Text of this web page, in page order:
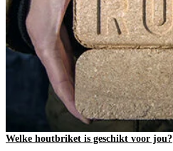
Welke houtbriket is geschikt voor jou?